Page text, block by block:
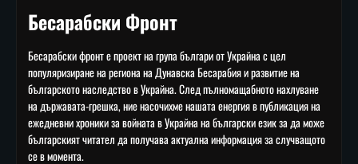
Бесарабски Фронт
Бесарабски фронт е проект на група българи от Украйна с цел
популяризиране на региона на Дунавска Бесарабия и развитие на
българското наследство в Украйна. След пълномащабното нахлуване
на държавата-грешка, ние насочихме нашата енергия в публикация на
ежедневни хроники за войната в Украйна на български език за да може
българският читател да получава актуална информация за случващото
се в момента.